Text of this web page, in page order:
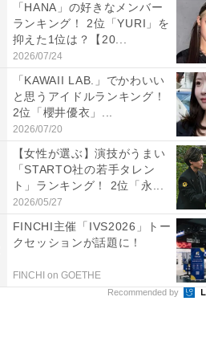
「HANA」の好きなメンバー
ランキング！ 2位「YURI」を
抑えた1位は？【20...
2026/07/24
「KAWAII LAB.」でかわいい
と思うアイドルランキング！
2位「櫻井優衣」...
2026/07/20
【女性が選ぶ】演技がうまい
「STARTO社の若手タレン
ト」ランキング！ 2位「永...
2026/05/27
FINCHI主催「IVS2026」トー
クセッションが話題に！
FINCHI on GOETHE
Recommended by